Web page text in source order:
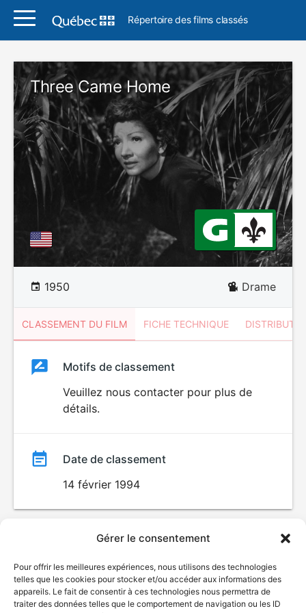
Gérer le consentement
Pour offrir les meilleures expériences, nous utilisons des technologies
telles que les cookies pour stocker et/ou accéder aux informations des
appareils. Le fait de consentir à ces technologies nous permettra de
traiter des données telles que le comportement de navigation ou les ID
Répertoire des films classés
Three Came Home
1950 Drame
CLASSEMENT DU FILM FICHE TECHNIQUE
ClassementClassement
Motifs de classement
Veuillez nous contacter pour plus de
détails.
Date de classement
14 février 1994